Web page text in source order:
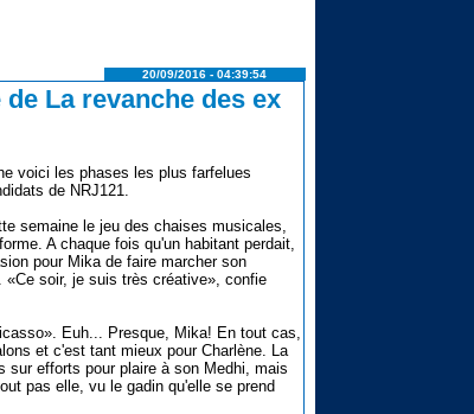
20/09/2016 - 04:39:54
La revanche des ex
voici les phases les plus farfelues
de NRJ121.
semaine le jeu des chaises musicales,
A chaque fois qu'un habitant perdait,
pour Mika de faire marcher son
«Ce soir, je suis très créative», confie
Euh... Presque, Mika! En tout cas,
et c'est tant mieux pour Charlène. La
sur efforts pour plaire à son Medhi, mais
pas elle, vu le gadin qu'elle se prend